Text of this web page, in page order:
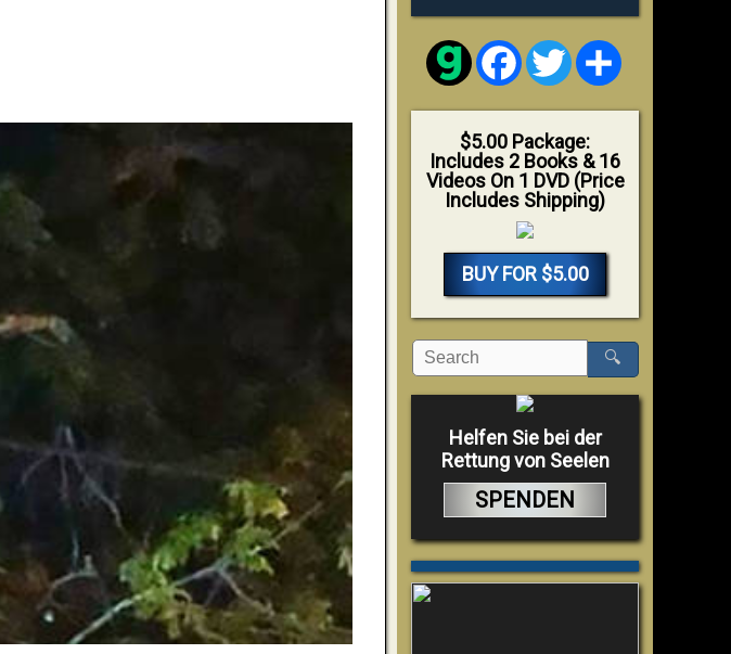
FacebookTwitter
$5.00 Package:
Includes 2 Books & 16
Videos On 1 DVD (Price
Includes Shipping)
BUY FOR $5.00
🔍
Helfen Sie bei der
Rettung von Seelen
SPENDEN